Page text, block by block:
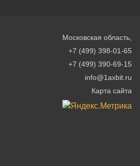
Московская область,
+7 (499) 398-01-65
+7 (499) 390-69-15
info@1axbit.ru
Карта сайта